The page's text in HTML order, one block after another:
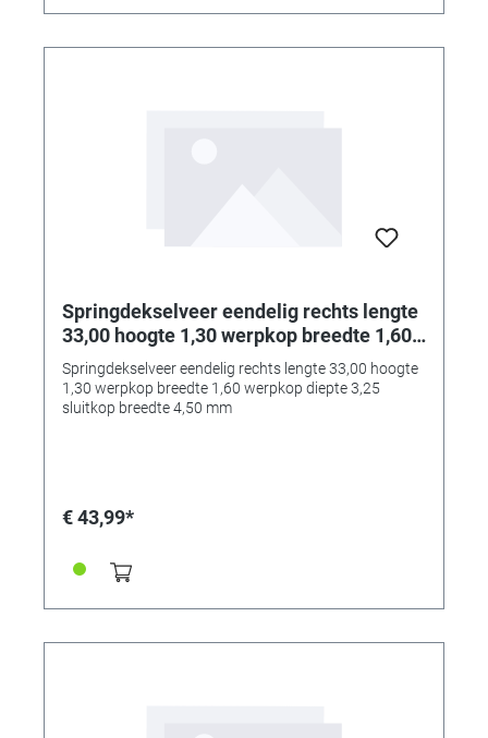
Springdekselveer eendelig rechts lengte
33,00 hoogte 1,30 werpkop breedte 1,60
werpkop diepte 3,25 sluitkop breedte
4,50 mm
Springdekselveer eendelig rechts lengte 33,00 hoogte
1,30 werpkop breedte 1,60 werpkop diepte 3,25
sluitkop breedte 4,50 mm
€ 43,99*